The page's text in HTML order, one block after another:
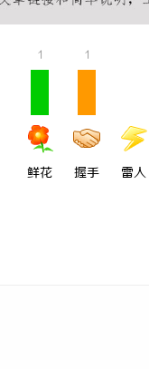
1
鲜花
1
握手 雷人